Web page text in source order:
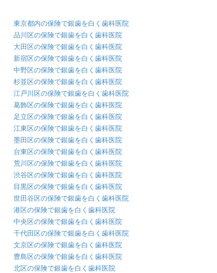
東京都内の保険で銀歯を白く歯科医院
品川区の保険で銀歯を白く歯科医院
大田区の保険で銀歯を白く歯科医院
新宿区の保険で銀歯を白く歯科医院
中野区の保険で銀歯を白く歯科医院
杉並区の保険で銀歯を白く歯科医院
江戸川区の保険で銀歯を白く歯科医院
葛飾区の保険で銀歯を白く歯科医院
足立区の保険で銀歯を白く歯科医院
江東区の保険で銀歯を白く歯科医院
墨田区の保険で銀歯を白く歯科医院
台東区の保険で銀歯を白く歯科医院
荒川区の保険で銀歯を白く歯科医院
渋谷区の保険で銀歯を白く歯科医院
目黒区の保険で銀歯を白く歯科医院
世田谷区の保険で銀歯を白く歯科医院
港区の保険で銀歯を白く歯科医院
中央区の保険で銀歯を白く歯科医院
千代田区の保険で銀歯を白く歯科医院
文京区の保険で銀歯を白く歯科医院
豊島区の保険で銀歯を白く歯科医院
北区の保険で銀歯を白く歯科医院